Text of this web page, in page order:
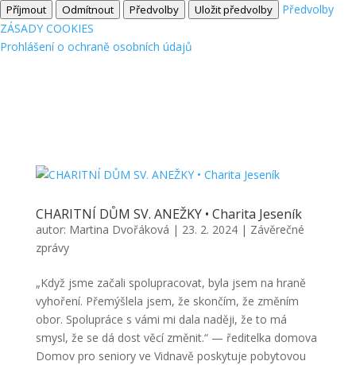
Příjmout Odmítnout Předvolby Uložit předvolby
Předvolby
ZÁSADY COOKIES
Prohlášení o ochraně osobních údajů
CHARITNÍ DŮM SV. ANEŽKY • Charita Jeseník
autor: Martina Dvořáková | 23. 2. 2024| Závěrečné
zprávy
„Když jsme začali spolupracovat, byla jsem na hraně
vyhoření. Přemýšlela jsem, že skončím, že změním
obor. Spolupráce s vámi mi dala naději, že to má
smysl, že se dá dost věcí změnit.“ — ředitelka domova
Domov pro seniory ve Vidnavě poskytuje pobytovou